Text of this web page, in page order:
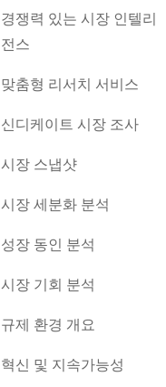
경쟁력 있는 시장 인텔리
전스
맞춤형 리서치 서비스
신디케이트 시장 조사
시장 스냅샷
시장 세분화 분석
성장 동인 분석
시장 기회 분석
규제 환경 개요
혁신 및 지속가능성